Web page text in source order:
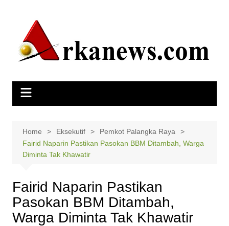
Home Eksekutif
Pemkot Palangka Raya
Fairid Naparin Pastikan Pasokan BBM Ditambah, Warga
Diminta Tak Khawatir
Fairid Naparin Pastikan
Pasokan BBM Ditambah,
Warga Diminta Tak Khawatir